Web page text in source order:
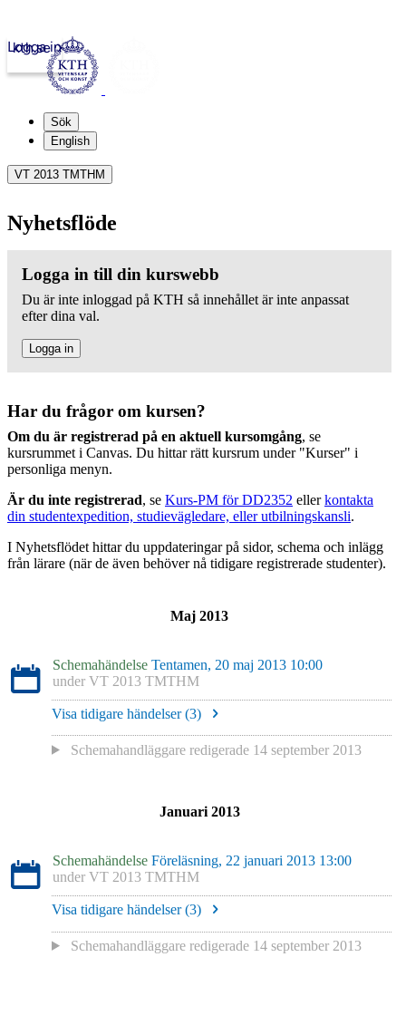
kth.se
Logga in
Sök
English
VT 2013 TMTHM
Nyhetsflöde
Logga in till din kurswebb
Du är inte inloggad på KTH så innehållet är inte anpassat
efter dina val.
Logga in
Har du frågor om kursen?
Om du är registrerad på en aktuell kursomgång, se
kursrummet i Canvas. Du hittar rätt kursrum under "Kurser" i
personliga menyn.
Är du inte registrerad, se Kurs-PM för DD2352 ellerkontakta
din studentexpedition, studievägledare, eller utbilningskansli.
I Nyhetsflödet hittar du uppdateringar på sidor, schema och inlägg
från lärare (när de även behöver nå tidigare registrerade studenter).
Maj 2013
Schemahändelse Tentamen, 20 maj 2013 10:00
under VT 2013 TMTHM
Visa tidigare händelser (3)
Schemahandläggare redigerade 14 september 2013
Januari 2013
Schemahändelse Föreläsning, 22 januari 2013 13:00
under VT 2013 TMTHM
Visa tidigare händelser (3)
Schemahandläggare redigerade 14 september 2013